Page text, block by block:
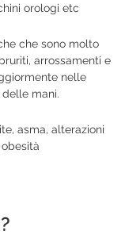
orologi etc
che sono molto
arrossamenti e
nelle
mani.
asma, alterazioni